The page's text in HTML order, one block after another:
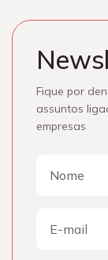
Fique por
assuntos
empresas
mail